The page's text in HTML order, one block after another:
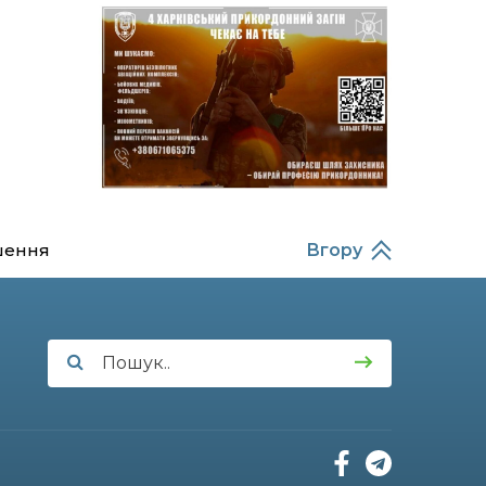
14:37
21 лип
Захищав кордон до
останнього подиху:
пам’яті полеглого
прикордонника
Олександра Кичаня
(ВІДЕО)
11:28
Від штанги до «крил»: як
спорт і характер
перемогу на Донеччині
Вгору